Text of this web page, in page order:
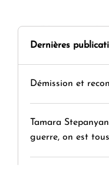
Dernières
Démission et
Tamara
guerre, on est